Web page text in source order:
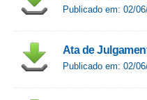
Publicado em: 02/
Ata de
Publicado em: 02/